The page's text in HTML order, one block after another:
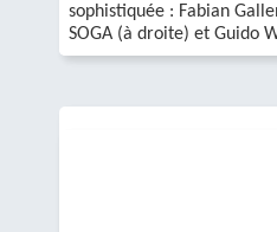
sophistiquée : Fabian
SOGA (à droite) et Guido